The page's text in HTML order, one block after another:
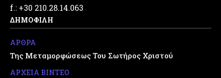
f.: +30 210.28.14.063
ΔΗΜΟΦΙΛΗ
ΑΡΘΡΑ
Της Μεταμορφώσεως Του Σωτήρος Χριστού
ΑΡΧΕΙΑ ΒΙΝΤΕΟ